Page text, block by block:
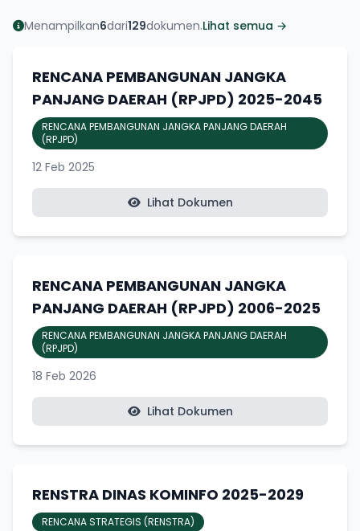
Menampilkan6dari129dokumen.Lihat semua →
RENCANA PEMBANGUNAN JANGKA
PANJANG DAERAH (RPJPD) 2025-2045
RENCANA PEMBANGUNAN JANGKA PANJANG DAERAH
(RPJPD)
12 Feb 2025
Lihat Dokumen
RENCANA PEMBANGUNAN JANGKA
PANJANG DAERAH (RPJPD) 2006-2025
RENCANA PEMBANGUNAN JANGKA PANJANG DAERAH
(RPJPD)
18 Feb 2026
Lihat Dokumen
RENSTRA DINAS KOMINFO 2025-2029
RENCANA STRATEGIS (RENSTRA)